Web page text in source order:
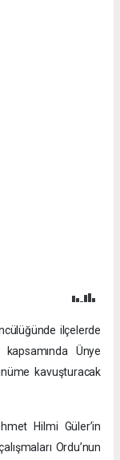
ilçelerde
Ünye
kavuşturacak
Hilmi Güler’in
Ordu’nun